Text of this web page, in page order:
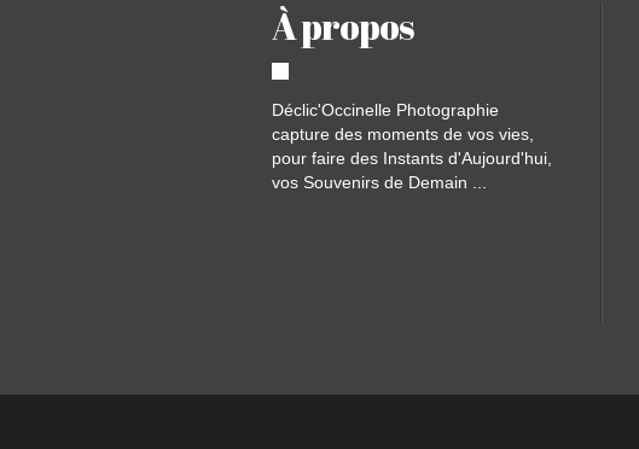
À propos
Déclic'Occinelle Photographie
capture des moments de vos vies,
pour faire des Instants d'Aujourd'hui,
vos Souvenirs de Demain ...